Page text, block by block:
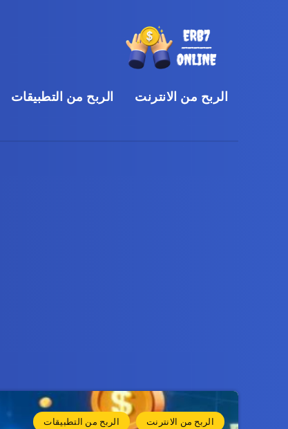
الربح من الانترنت الربح من التطبيقات
الربح من الانترنت الربح من التطبيقات